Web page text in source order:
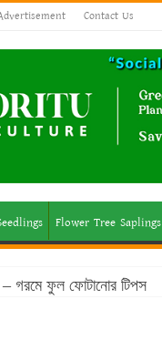
Contact Us
Flower Tree Saplings
– গরমে ফুল ফোটানোর টিপস